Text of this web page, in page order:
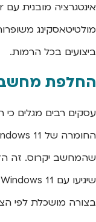
ביצועים בכל הרמות.
החלפת
עסקים רבים מגלים
שהמחשב יקרוס. זה
בצורה מושכלת לפי